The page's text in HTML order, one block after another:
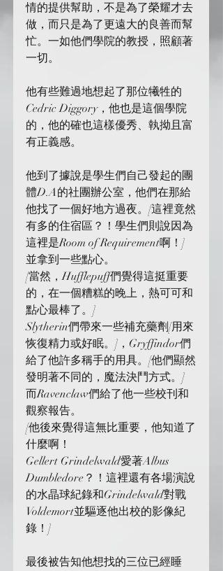
情的提供幫助，不是為了榮耀才去
做，而只是為了更遠大的良善而幫
忙。一如他們學院的教授，照顧著
一切。
他有些難過地想起了那位犧牲的
Cedric Diggory，他也是這個學院
的，他的確也這樣優秀、執拗且富
有正義感。
他到了據說是學生們自己發起的團
體D.A的社團辦公室，他們在那給
他找了一個好地方過夜。[這裡竟然
有多的住宿區？！學生們則說因為
這裡是Room of Requirement啊！]
並拿到一些點心。
[當然，Hufflepuff們覺得這挺重要
的，在一個糟糕的晚上，熱可可和
點心最棒了。]
Slytherin們帶來一些補充藥劑[用來
恢復精力或好眠。]，Gryffindor們
給了他許多稱手的用具。[他們顯然
發明著不同的，魔法決鬥方式。]
而Ravenclaw們給了他一些校刊和
觀察報告。
[他後來覺得這無比重要，他知道了
什麼啊！
Gellert Grindelwald愛著Albus
Dumbledore？！這裡還有各場演說
的水晶球紀錄和Grindelwald對戰
Voldemort並驅逐他出校的影像紀
錄！]
最後被告知他想找的三位已經睡